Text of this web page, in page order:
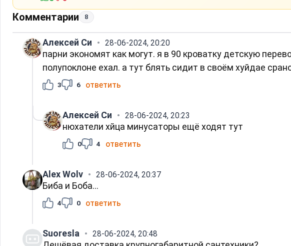
Комментарии 8
Алексей Си 28-06-2024, 20:20
парни экономят как могут. я в 90 кроватку детскую
полупоклоне ехал. а тут блять сидит в своём хуйдае
3 6 ответить
Алексей Си 28-06-2024, 20:23
нюхатели хйца минусаторы ещё ходят тут
0 4 ответить
Alex Wolv 28-06-2024, 20:37
Биба и Боба...
4 0 ответить
Suoresla 28-06-2024, 20:48